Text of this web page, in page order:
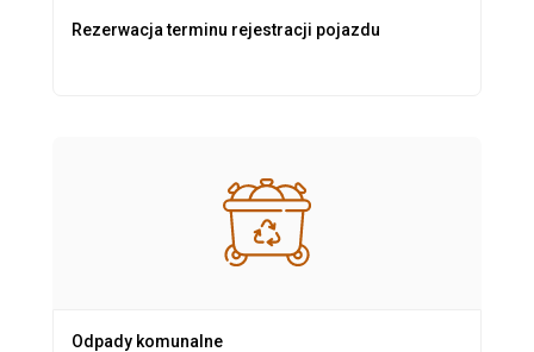
Rezerwacja terminu rejestracji pojazdu
Odpady komunalne